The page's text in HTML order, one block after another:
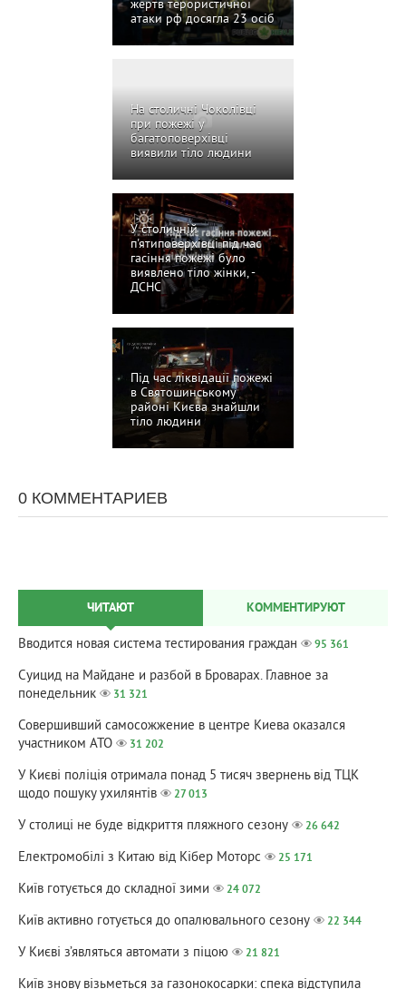
жертв терористичної
атаки рф досягла 23 осіб
На столичні Чоколівці
при пожежі у
багатоповерхівці
виявили тіло людини
У столичній
п'ятиповерхівці під час
гасіння пожежі було
виявлено тіло жінки, -
ДСНС
Під час ліквідації пожежі
в Святошинському
районі Києва знайшли
тіло людини
0 КОММЕНТАРИЕВ
ЧИТАЮТ КОММЕНТИРУЮТ
Вводится новая система тестирования граждан 95 361
Суицид на Майдане и разбой в Броварах. Главное за
понедельник
31 321
Совершивший самосожжение в центре Киева оказался
участником АТО
31 202
У Києві поліція отримала понад 5 тисяч звернень від ТЦК
щодо пошуку ухилянтів
27 013
У столиці не буде відкриття пляжного сезону 26 642
Електромобілі з Китаю від Кібер Моторс 25 171
Київ готується до складної зими 24 072
Київ активно готується до опалювального сезону 22 344
У Києві з’являться автомати з піцою 21 821
Київ знову візьметься за газонокосарки: спека відступила